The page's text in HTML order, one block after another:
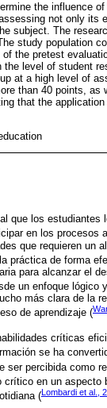
the influence
not only its
subject. The
study population
the pretest
level of student
at a high level of
than 40 points,
that the
que los
en los procesos
que requieren un
práctica de forma
para alcanzar el
un enfoque lógico
más clara de la
de aprendizaje (
críticas
se ha
ser percibida como
en un
(Lombardi et al.,